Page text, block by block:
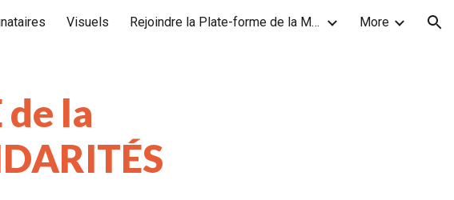
Skip to navigation
Visuels Rejoindre la Plate-forme de la MARCHE DES SOLIDARITÉS More
de la